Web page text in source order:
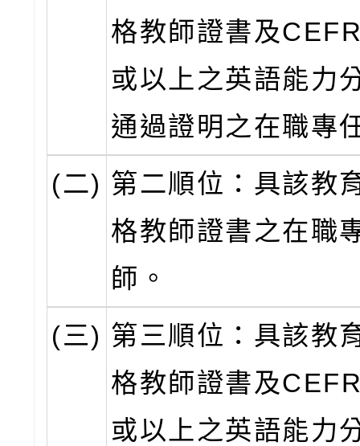
格教師證書及
或以上之英語能力
通過證明之在職專
(二) 第二順位：具該教
格教師證書之在職
師。
(三) 第三順位：具該教
格教師證書及
或以上之英語能力